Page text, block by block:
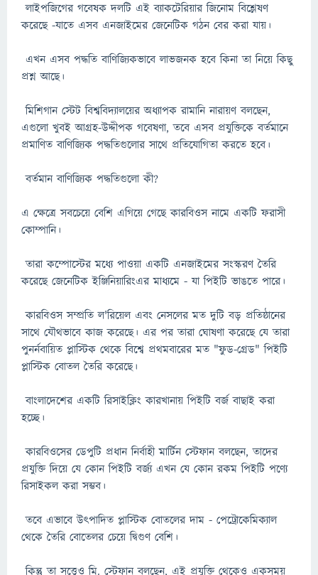
লাইপজিগের গবেষক দলটি এই ব্যাকটেরিয়ার জিনোম বিশ্লেষণ
করেছে -যাতে এসব এনজাইমের জেনেটিক গঠন বের করা যায়।
এখন এসব পদ্ধতি বাণিজ্যিকভাবে লাভজনক হবে কিনা তা নিয়ে কিছু
প্রশ্ন আছে।
মিশিগান স্টেট বিশ্ববিদ্যালয়ের অধ্যাপক রামানি নারায়ণ বলছেন,
এগুলো খুবই আগ্রহ-উদ্দীপক গবেষণা, তবে এসব প্রযুক্তিকে বর্তমানে
প্রমাণিত বাণিজ্যিক পদ্ধতিগুলোর সাথে প্রতিযোগিতা করতে হবে।
বর্তমান বাণিজ্যিক পদ্ধতিগুলো কী?
এ ক্ষেত্রে সবচেয়ে বেশি এগিয়ে গেছে কারবিওস নামে একটি ফরাসী
কোম্পানি।
তারা কম্পোস্টের মধ্যে পাওয়া একটি এনজাইমের সংস্করণ তৈরি
করেছে জেনেটিক ইঞ্জিনিয়ারিংএর মাধ্যমে - যা পিইটি ভাঙতে পারে।
কারবিওস সম্প্রতি ল'রিয়েল এবং নেসলের মত দুটি বড় প্রতিষ্ঠানের
সাথে যৌথভাবে কাজ করেছে। এর পর তারা ঘোষণা করেছে যে তারা
পুনর্নবায়িত প্লাস্টিক থেকে বিশ্বে প্রথমবারের মত "ফুড-গ্রেড" পিইটি
প্লাস্টিক বোতল তৈরি করেছে।
বাংলাদেশের একটি রিসাইক্লিং কারখানায় পিইটি বর্জ বাছাই করা
হচ্ছে।
কারবিওসের ডেপুটি প্রধান নির্বাহী মার্টিন স্টেফান বলছেন, তাদের
প্রযুক্তি দিয়ে যে কোন পিইটি বর্জ্য এখন যে কোন রকম পিইটি পণ্যে
রিসাইকল করা সম্ভব।
তবে এভাবে উৎপাদিত প্লাস্টিক বোতলের দাম - পেট্রোকেমিক্যাল
থেকে তৈরি বোতেলর চেয়ে দ্বিগুণ বেশি।
কিন্তু তা সত্ত্বেও মি. স্টেফান বলছেন, এই প্রযুক্তি থেকেও একসময়